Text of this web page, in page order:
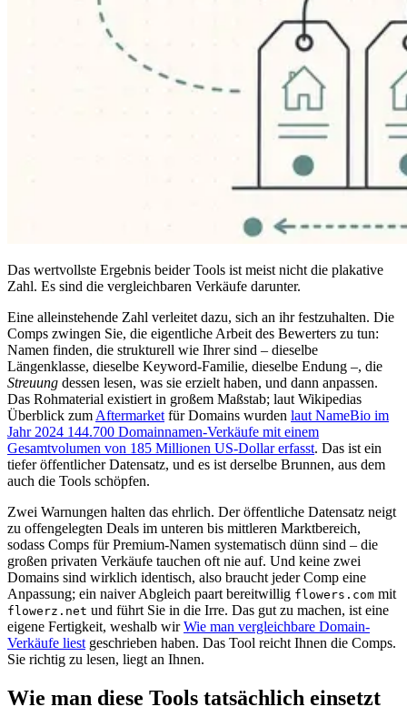
Das wertvollste Ergebnis beider Tools ist meist nicht die plakative
Zahl. Es sind die vergleichbaren Verkäufe darunter.
Eine alleinstehende Zahl verleitet dazu, sich an ihr festzuhalten. Die
Comps zwingen Sie, die eigentliche Arbeit des Bewerters zu tun:
Namen finden, die strukturell wie Ihrer sind – dieselbe
Längenklasse, dieselbe Keyword-Familie, dieselbe Endung –, die
Streuung dessen lesen, was sie erzielt haben, und dann anpassen.
Das Rohmaterial existiert in großem Maßstab; laut Wikipedias
Überblick zum Aftermarket für Domains wurden laut NameBio im
Jahr 2024 144.700 Domainnamen-Verkäufe mit einem
Gesamtvolumen von 185 Millionen US-Dollar erfasst. Das ist ein
tiefer öffentlicher Datensatz, und es ist derselbe Brunnen, aus dem
auch die Tools schöpfen.
Zwei Warnungen halten das ehrlich. Der öffentliche Datensatz neigt
zu offengelegten Deals im unteren bis mittleren Marktbereich,
sodass Comps für Premium-Namen systematisch dünn sind – die
großen privaten Verkäufe tauchen oft nie auf. Und keine zwei
Domains sind wirklich identisch, also braucht jeder Comp eine
Anpassung; ein naiver Abgleich paart bereitwillig flowers.com mit
flowerz.net und führt Sie in die Irre. Das gut zu machen, ist eine
eigene Fertigkeit, weshalb wirWie man vergleichbare Domain-
Verkäufe liest geschrieben haben. Das Tool reicht Ihnen die Comps.
Sie richtig zu lesen, liegt an Ihnen.
Wie man diese Tools tatsächlich einsetzt